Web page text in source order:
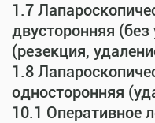
1.7
двусторонняя
(резекция,
1.8
односторонняя
10.1 Оперативное